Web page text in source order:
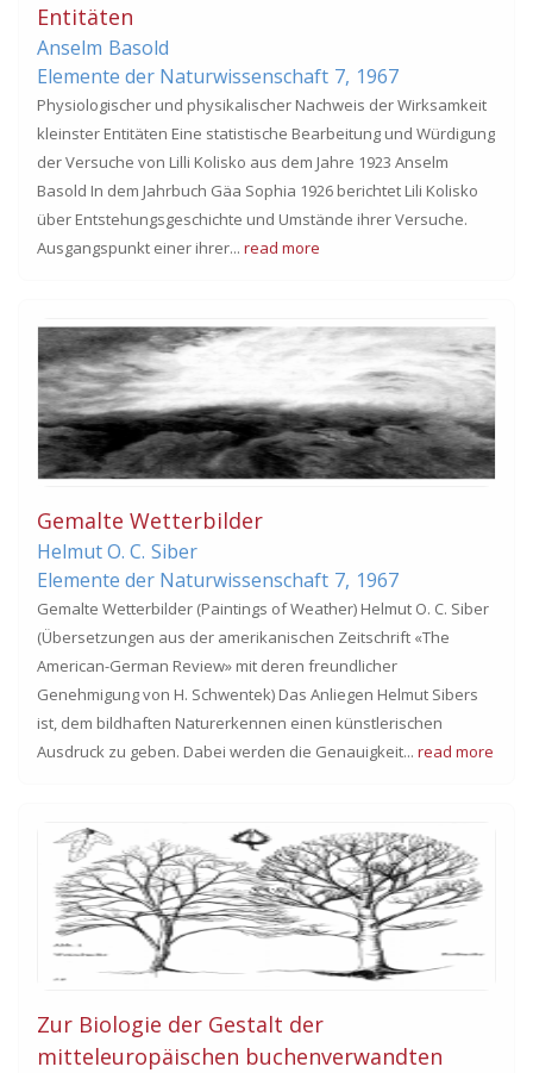
Entitäten
Anselm Basold
Elemente der Naturwissenschaft 7, 1967
Physiologischer und physikalischer Nachweis der Wirksamkeit
kleinster Entitäten Eine statistische Bearbeitung und Würdigung
der Versuche von Lilli Kolisko aus dem Jahre 1923 Anselm
Basold In dem Jahrbuch Gäa Sophia 1926 berichtet Lili Kolisko
über Entstehungsgeschichte und Umstände ihrer Versuche.
Ausgangspunkt einer ihrer... read more
Gemalte Wetterbilder
Helmut O. C. Siber
Elemente der Naturwissenschaft 7, 1967
Gemalte Wetterbilder (Paintings of Weather) Helmut O. C. Siber
(Übersetzungen aus der amerikanischen Zeitschrift «The
American-German Review» mit deren freundlicher
Genehmigung von H. Schwentek) Das Anliegen Helmut Sibers
ist, dem bildhaften Naturerkennen einen künstlerischen
Ausdruck zu geben. Dabei werden die Genauigkeit... read more
Zur Biologie der Gestalt der
mitteleuropäischen buchenverwandten